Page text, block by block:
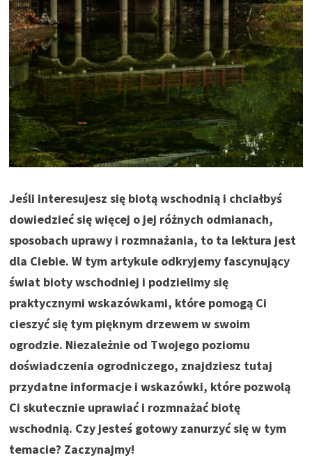
Jeśli interesujesz się biotą wschodnią i chciałbyś
dowiedzieć się więcej o jej różnych odmianach,
sposobach uprawy i rozmnażania, to ta lektura jest
dla Ciebie. W tym artykule odkryjemy fascynujący
świat bioty wschodniej i podzielimy się
praktycznymi wskazówkami, które pomogą Ci
cieszyć się tym pięknym drzewem w swoim
ogrodzie. Niezależnie od Twojego poziomu
doświadczenia ogrodniczego, znajdziesz tutaj
przydatne informacje i wskazówki, które pozwolą
Ci skutecznie uprawiać i rozmnażać biotę
wschodnią. Czy jesteś gotowy zanurzyć się w tym
temacie? Zaczynajmy!